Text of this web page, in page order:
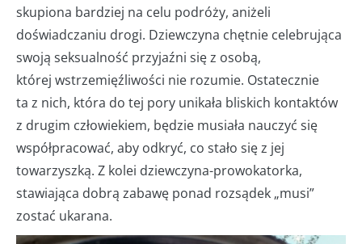
skupiona bardziej na celu podróży, aniżeli
doświadczaniu drogi. Dziewczyna chętnie celebrująca
swoją seksualność przyjaźni się z osobą,
której wstrzemięźliwości nie rozumie. Ostatecznie
ta z nich, która do tej pory unikała bliskich kontaktów
z drugim człowiekiem, będzie musiała nauczyć się
współpracować, aby odkryć, co stało się z jej
towarzyszką. Z kolei dziewczyna-prowokatorka,
stawiająca dobrą zabawę ponad rozsądek „musi”
zostać ukarana.